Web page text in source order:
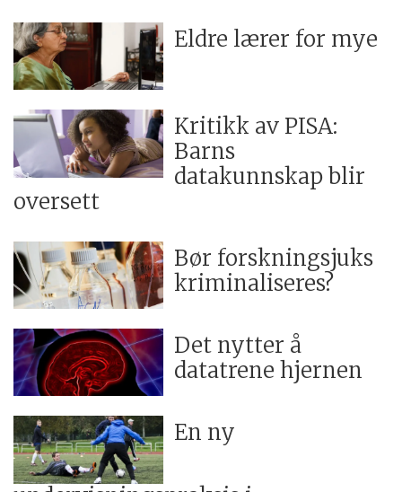
Eldre lærer for mye
Kritikk av PISA:
Barns
datakunnskap blir
oversett
Bør forskningsjuks
kriminaliseres?
Det nytter å
datatrene hjernen
En ny